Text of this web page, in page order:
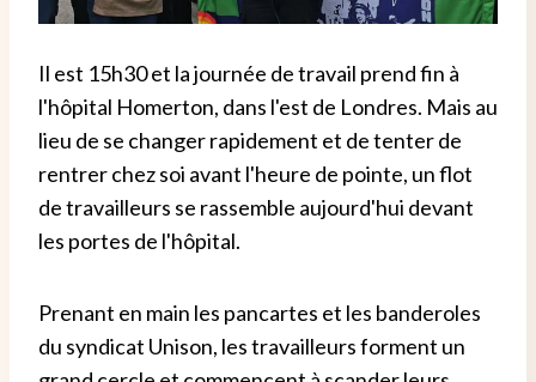
Il est 15h30 et la journée de travail prend fin à
l'hôpital Homerton, dans l'est de Londres. Mais au
lieu de se changer rapidement et de tenter de
rentrer chez soi avant l'heure de pointe, un flot
de travailleurs se rassemble aujourd'hui devant
les portes de l'hôpital.
Prenant en main les pancartes et les banderoles
du syndicat Unison, les travailleurs forment un